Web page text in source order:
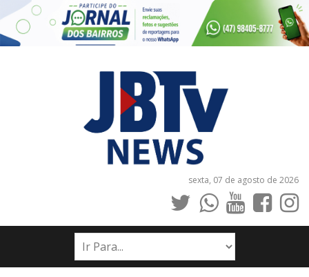
sexta, 07 de agosto de 2026
INÍCIO
NOTÍCIAS